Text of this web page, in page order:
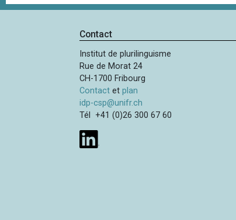
Contact
Institut de plurilinguisme
Rue de Morat 24
CH-1700 Fribourg
Contact etplan
idp-csp@unifr.ch
Tél +41 (0)26 300 67 60